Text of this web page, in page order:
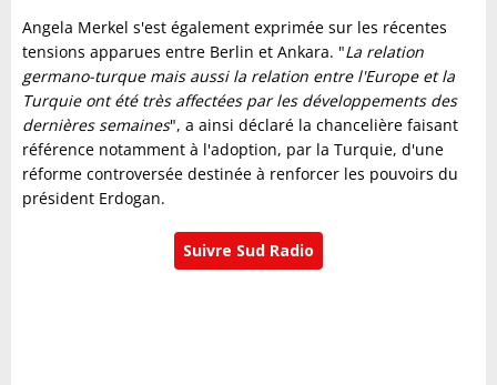
Angela Merkel s'est également exprimée sur les récentes
tensions apparues entre Berlin et Ankara. "La relation
germano-turque mais aussi la relation entre l'Europe et la
Turquie ont été très affectées par les développements des
dernières semaines", a ainsi déclaré la chancelière faisant
référence notamment à l'adoption, par la Turquie, d'une
réforme controversée destinée à renforcer les pouvoirs du
président Erdogan.
Suivre Sud Radio